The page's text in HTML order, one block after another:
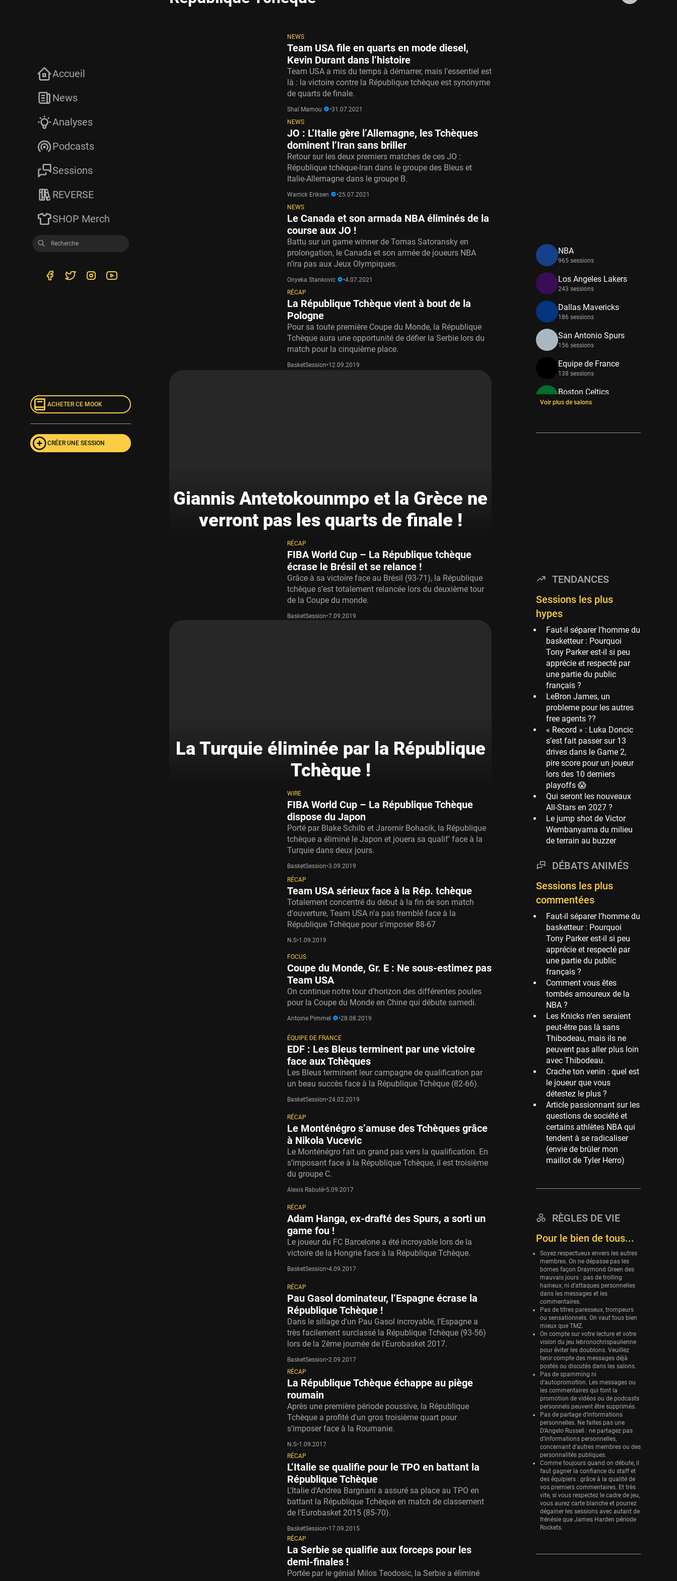
NEWS
Team USA file en quarts en mode diesel,
Kevin Durant dans l’histoire
Team USA a mis du temps à démarrer, mais l'essentiel est
là : la victoire contre la République tchèque est synonyme
de quarts de finale.
Shaï Mamou •31.07.2021
NEWS
JO : L’Italie gère l’Allemagne, les Tchèques
dominent l’Iran sans briller
Retour sur les deux premiers matches de ces JO :
République tchèque-Iran dans le groupe des Bleus et
Italie-Allemagne dans le groupe B.
Warrick Eriksen •25.07.2021
NEWS
Le Canada et son armada NBA éliminés de la
course aux JO !
Battu sur un game winner de Tomas Satoransky en
prolongation, le Canada et son armée de joueurs NBA
n’ira pas aux Jeux Olympiques.
Onyeka Stankovic •4.07.2021
RÉCAP
La République Tchèque vient à bout de la
Pologne
Pour sa toute première Coupe du Monde, la République
Tchèque aura une opportunité de défier la Serbie lors du
match pour la cinquième place.
BasketSession•12.09.2019
Giannis Antetokounmpo et la Grèce ne
verront pas les quarts de finale !
RÉCAP
FIBA World Cup – La République tchèque
écrase le Brésil et se relance !
Grâce à sa victoire face au Brésil (93-71), la République
tchèque s'est totalement relancée lors du deuxième tour
de la Coupe du monde.
BasketSession•7.09.2019
La Turquie éliminée par la République
Tchèque !
WIRE
FIBA World Cup – La République Tchèque
dispose du Japon
Porté par Blake Schilb et Jaromir Bohacik, la République
tchèque a éliminé le Japon et jouera sa qualif’ face à la
Turquie dans deux jours.
BasketSession•3.09.2019
RÉCAP
Team USA sérieux face à la Rép. tchèque
Totalement concentré du début à la fin de son match
d'ouverture, Team USA n'a pas tremblé face à la
République Tchèque pour s'imposer 88-67
N.S•1.09.2019
FOCUS
Coupe du Monde, Gr. E : Ne sous-estimez pas
Team USA
On continue notre tour d'horizon des différentes poules
pour la Coupe du Monde en Chine qui débute samedi.
Antoine Pimmel •28.08.2019
ÉQUIPE DE FRANCE
EDF : Les Bleus terminent par une victoire
face aux Tchèques
Les Bleus terminent leur campagne de qualification par
un beau succès face à la République Tchèque (82-66).
BasketSession•24.02.2019
RÉCAP
Le Monténégro s’amuse des Tchèques grâce
à Nikola Vucevic
Le Monténégro fait un grand pas vers la qualification. En
s’imposant face à la République Tchèque, il est troisième
du groupe C.
Alexis Rabuté•5.09.2017
RÉCAP
Adam Hanga, ex-drafté des Spurs, a sorti un
game fou !
Le joueur du FC Barcelone a été incroyable lors de la
victoire de la Hongrie face à la République Tchèque.
BasketSession•4.09.2017
RÉCAP
Pau Gasol dominateur, l’Espagne écrase la
République Tchèque !
Dans le sillage d'un Pau Gasol incroyable, l'Espagne a
très facilement surclassé la République Tchèque (93-56)
lors de la 2ème journée de l'Eurobasket 2017.
BasketSession•2.09.2017
RÉCAP
La République Tchèque échappe au piège
roumain
Après une première période poussive, la République
Tchèque a profité d'un gros troisième quart pour
s'imposer face à la Roumanie.
N.S•1.09.2017
RÉCAP
L’Italie se qualifie pour le TPO en battant la
République Tchèque
L'Italie d'Andrea Bargnani a assuré sa place au TPO en
battant la République Tchèque en match de classement
de l'Eurobasket 2015 (85-70).
BasketSession•17.09.2015
RÉCAP
La Serbie se qualifie aux forceps pour les
demi-finales !
Portée par le génial Milos Teodosic, la Serbie a éliminé
Accueil
News
Analyses
Podcasts
Sessions
REVERSE
SHOP Merch
ACHETER CE MOOK
CRÉER UNE SESSION
NBA
965 sessions
Los Angeles Lakers
243 sessions
Dallas Mavericks
186 sessions
San Antonio Spurs
156 sessions
Equipe de France
138 sessions
Boston Celtics
133 sessions
89 sessions
Milwaukee Bucks
Hoop Culture
73 sessions
Oklahoma City
Thunder
69 sessions
Phoenix Suns
69 sessions
Miami Heat
63 sessions
Los Angeles Clippers
61 sessions
Indiana Pacers
53 sessions
New Orleans Pelicans
Jeux Olympiques
52 sessions
Atlanta Hawks
45 sessions
Chicago Bulls
41 sessions
Memphis Grizzlies
39 sessions
Cleveland Cavaliers
38 sessions
Orlando Magic
36 sessions
Euroleague
Charlotte Hornets
32 sessions
Houston Rockets
31 sessions
Washington Wizards
29 sessions
Portland Trail Blazers
27 sessions
Eurobasket
25 sessions
24 sessions
Utah Jazz
22 sessions
Toronto Raptors
18 sessions
REVERSE
11 sessions
Bleues
0 sessions
Voir plus de salons
TENDANCES
Sessions les plus
hypes
Faut-il séparer l’homme du
basketteur : Pourquoi
Tony Parker est-il si peu
apprécie et respecté par
une partie du public
français ?
LeBron James, un
probleme pour les autres
free agents ??
« Record » : Luka Doncic
s’est fait passer sur 13
drives dans le Game 2,
pire score pour un joueur
lors des 10 derniers
playoffs 😱
Qui seront les nouveaux
All-Stars en 2027 ?
Le jump shot de Victor
Wembanyama du milieu
de terrain au buzzer
DÉBATS ANIMÉS
Sessions les plus
commentées
Faut-il séparer l’homme du
basketteur : Pourquoi
Tony Parker est-il si peu
apprécie et respecté par
une partie du public
français ?
Comment vous êtes
tombés amoureux de la
NBA ?
Les Knicks n’en seraient
peut-être pas là sans
Thibodeau, mais ils ne
peuvent pas aller plus loin
avec Thibodeau.
Crache ton venin : quel est
le joueur que vous
détestez le plus ?
Article passionnant sur les
questions de société et
certains athlètes NBA qui
tendent à se radicaliser
(envie de brûler mon
maillot de Tyler Herro)
RÈGLES DE VIE
Pour le bien de tous...
Soyez respectueux envers les autres
membres. On ne dépasse pas les
bornes façon Draymond Green des
mauvais jours : pas de trolling
haineux, ni d’attaques personnelles
dans les messages et les
commentaires.
Pas de titres paresseux, trompeurs
ou sensationnels. On vaut tous bien
mieux que TMZ.
On compte sur votre lecture et votre
vision du jeu lebronochrispaulienne
pour éviter les doublons. Veuillez
tenir compte des messages déjà
postés ou discutés dans les salons.
Pas de spamming ni
d’autopromotion. Les messages ou
les commentaires qui font la
promotion de vidéos ou de podcasts
personnels peuvent être supprimés.
Pas de partage d’informations
personnelles. Ne faites pas une
D’Angelo Russell : ne partagez pas
d’informations personnelles,
concernant d’autres membres ou des
personnalités publiques.
Comme toujours quand on débute, il
faut gagner la confiance du staff et
des équipiers : grâce à la qualité de
vos premiers commentaires. Et très
vite, si vous respectez le cadre de jeu,
vous aurez carte blanche et pourrez
dégainer les sessions avec autant de
frénésie que James Harden période
Rockets.